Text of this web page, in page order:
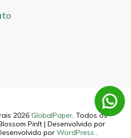
2026 GlobalPaper. Todos os
PinIt | Desenvolvido por
por WordPress .